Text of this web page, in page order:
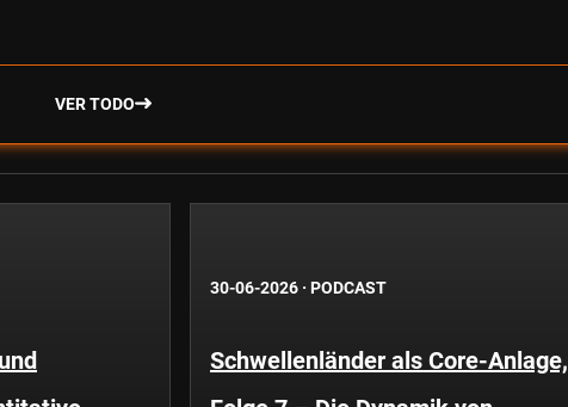
VER TODO
30-06-2026 · PODCAST
Schwellenländer als Core-Anlage,